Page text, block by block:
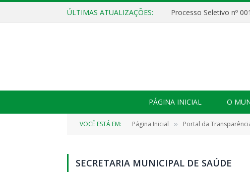
ÚLTIMAS ATUALIZAÇÕES:
PÁGINA INICIAL O
VOCÊ ESTÁ EM: Página Inicial » Portal da
SECRETARIA MUNICIPAL DE SAÚDE